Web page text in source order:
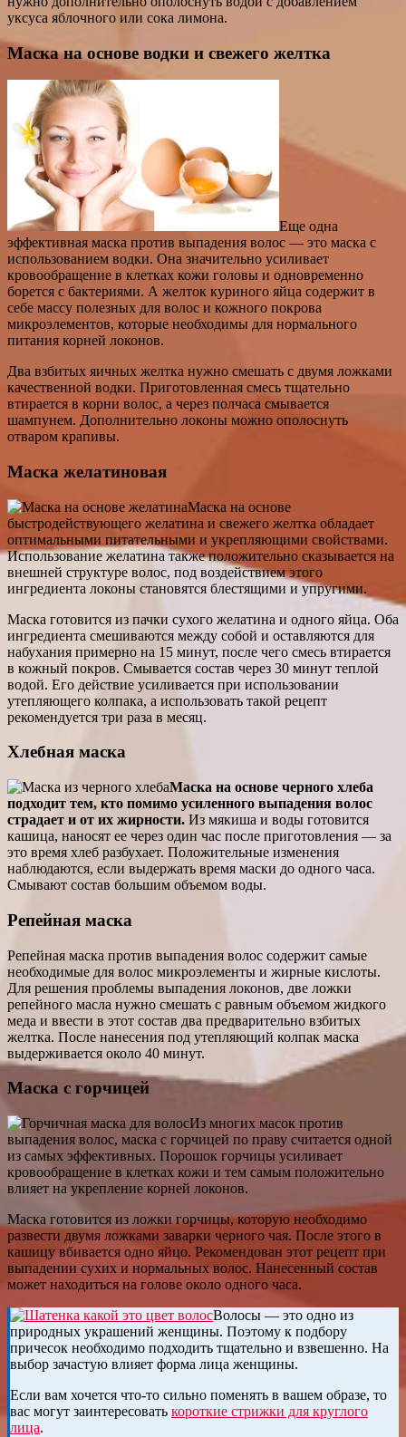
уксуса яблочного или сока лимона.
Маска на основе водки и свежего желтка
Еще одна
эффективная маска против выпадения волос — это маска с
использованием водки. Она значительно усиливает
кровообращение в клетках кожи головы и одновременно
борется с бактериями. А желток куриного яйца содержит в
себе массу полезных для волос и кожного покрова
микроэлементов, которые необходимы для нормального
питания корней локонов.
Два взбитых яичных желтка нужно смешать с двумя ложками
качественной водки. Приготовленная смесь тщательно
втирается в корни волос, а через полчаса смывается
шампунем. Дополнительно локоны можно ополоснуть
отваром крапивы.
Маска желатиновая
Маска на основе
быстродействующего желатина и свежего желтка обладает
оптимальными питательными и укрепляющими свойствами.
Использование желатина также положительно сказывается на
внешней структуре волос, под воздействием этого
ингредиента локоны становятся блестящими и упругими.
Маска готовится из пачки сухого желатина и одного яйца. Оба
ингредиента смешиваются между собой и оставляются для
набухания примерно на 15 минут, после чего смесь втирается
в кожный покров. Смывается состав через 30 минут теплой
водой. Его действие усиливается при использовании
утепляющего колпака, а использовать такой рецепт
рекомендуется три раза в месяц.
Хлебная маска
Маска на основе черного хлеба
подходит тем, кто помимо усиленного выпадения волос
страдает и от их жирности. Из мякиша и воды готовится
кашица, наносят ее через один час после приготовления — за
это время хлеб разбухает. Положительные изменения
наблюдаются, если выдержать время маски до одного часа.
Смывают состав большим объемом воды.
Репейная маска
Репейная маска против выпадения волос содержит самые
необходимые для волос микроэлементы и жирные кислоты.
Для решения проблемы выпадения локонов, две ложки
репейного масла нужно смешать с равным объемом жидкого
меда и ввести в этот состав два предварительно взбитых
желтка. После нанесения под утепляющий колпак маска
выдерживается около 40 минут.
Маска с горчицей
Из многих масок против
выпадения волос, маска с горчицей по праву считается одной
из самых эффективных. Порошок горчицы усиливает
кровообращение в клетках кожи и тем самым положительно
влияет на укрепление корней локонов.
Маска готовится из ложки горчицы, которую необходимо
развести двумя ложками заварки черного чая. После этого в
кашицу вбивается одно яйцо. Рекомендован этот рецепт при
выпадении сухих и нормальных волос. Нанесенный состав
может находиться на голове около одного часа.
Волосы — это одно из
природных украшений женщины. Поэтому к подбору
причесок необходимо подходить тщательно и взвешенно. На
выбор зачастую влияет форма лица женщины.
Если вам хочется что-то сильно поменять в вашем образе, то
вас могут заинтересовать короткие стрижки для круглого
лица.